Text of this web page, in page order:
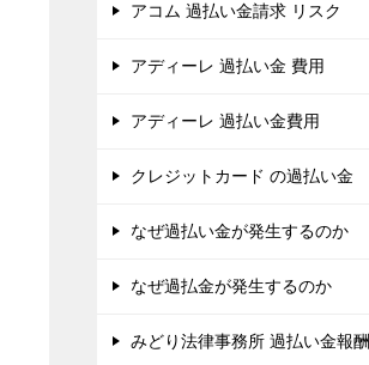
アコム 過払い金請求 リスク
アディーレ 過払い金 費用
アディーレ 過払い金費用
クレジットカード の過払い金
なぜ過払い金が発生するのか
なぜ過払金が発生するのか
みどり法律事務所 過払い金報酬